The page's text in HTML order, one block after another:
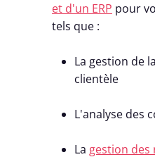
et d'un ERP pour
tels que :
La gestion de
clientèle
L'analyse des
La gestion des